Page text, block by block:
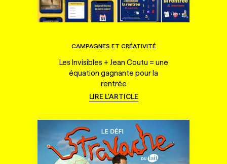
CAMPAGNES ET CRÉATIVITÉ
Les Invisibles + Jean Coutu = une
équation gagnante pour la
rentrée
LIRE L'ARTICLE